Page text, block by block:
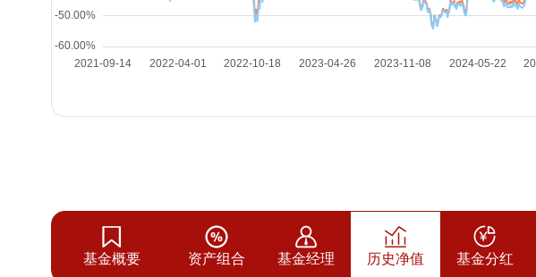
基金概要 资产组合 基金经理 历史净值 基金分红